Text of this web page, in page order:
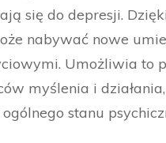
się do depresji. Dzięki
nabywać nowe
Umożliwia to
myślenia i
stanu